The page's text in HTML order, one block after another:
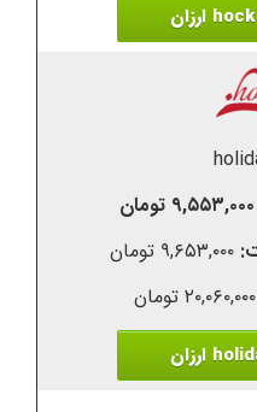
۹,۵۵۳,۰۰۰ تومان
۹,۶۵۳,۰۰۰ تومان
۲۰,۰۶۰,۰۰۰ تومان